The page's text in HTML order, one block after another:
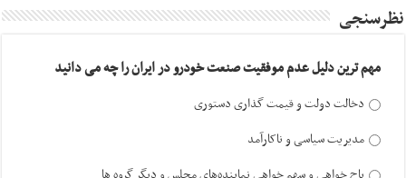
نظرسنجی
مهم ترین دلیل عدم موفقیت صنعت خودرو در ایران را چه می دانید
دخالت دولت و قیمت گذاری دستوری
مدیریت سیاسی و ناکارآمد